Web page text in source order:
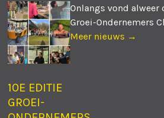
10E EDITIE
GROEI-
Onlangs vond alweer
Groei-Ondernemers
Meer nieuws →